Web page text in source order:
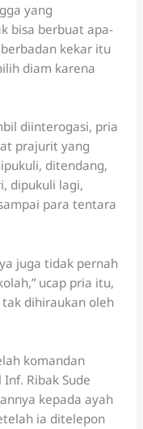
yang
bisa berbuat apa-
kekar itu
diam karena
diinterogasi, pria
prajurit yang
ditendang,
dipukuli lagi,
para tentara
juga tidak pernah
ucap pria itu,
dihiraukan oleh
komandan
Ribak Sude
kepada ayah
ia ditelepon